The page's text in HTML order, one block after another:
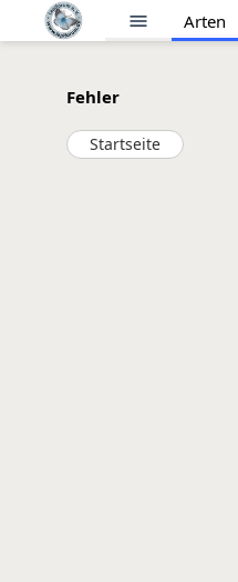
menu Arten
Fehler
Startseite